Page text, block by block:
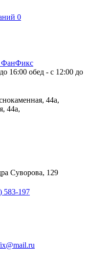
0
16:00 обед - с 12:00 до
44а,
44а,
Суворова, 129
583-197